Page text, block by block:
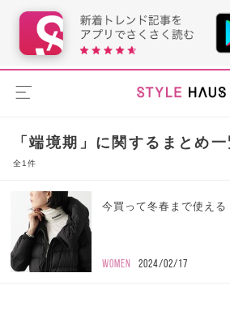
「端境期」に関するまとめ一
全1件
今買って冬春まで使え
WOMEN 2024/02/17